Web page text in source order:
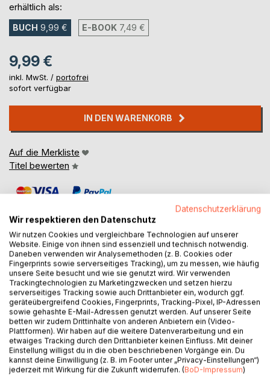
erhältlich als:
BUCH 9,99 € E-BOOK 7,49 €
9,99 €
inkl. MwSt. / portofrei
sofort verfügbar
IN DEN WARENKORB
Auf die Merkliste
Titel bewerten
BESCHREIBUNG
Es sind die Erlebnisse aus der Kindheit, die einen prägen,
Begegnungen, Laute und vor allem Gerüche.
Für mich sind es die nach Teer, Brackwasser, Mehlstaub
und frischem Brot.
Die Menschen, um die es hier geht, sind mittlerweile fast
alle gegangen, aber die Gefühle von damals sind noch
immer tief in mir.
Datenschutzerklärung
Wir respektieren den Datenschutz
Wir nutzen Cookies und vergleichbare Technologien auf unserer
Website. Einige von ihnen sind essenziell und technisch notwendig.
Daneben verwenden wir Analysemethoden (z. B. Cookies oder
Fingerprints sowie serverseitiges Tracking), um zu messen, wie häufig
unsere Seite besucht und wie sie genutzt wird. Wir verwenden
Trackingtechnologien zu Marketingzwecken und setzen hierzu
serverseitiges Tracking sowie auch Drittanbieter ein, wodurch ggf.
geräteübergreifend Cookies, Fingerprints, Tracking-Pixel, IP-Adressen
sowie gehashte E-Mail-Adressen genutzt werden. Auf unserer Seite
betten wir zudem Drittinhalte von anderen Anbietern ein (Video-
Plattformen). Wir haben auf die weitere Datenverarbeitung und ein
etwaiges Tracking durch den Drittanbieter keinen Einfluss. Mit deiner
Einstellung willigst du in die oben beschriebenen Vorgänge ein. Du
kannst deine Einwilligung (z. B. im Footer unter „Privacy-Einstellungen“)
jederzeit mit Wirkung für die Zukunft widerrufen. (BoD-Impressum)